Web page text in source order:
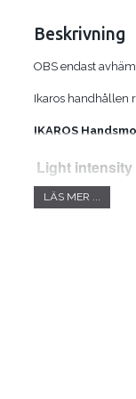
Beskrivning
OBS endast
Ikaros handhållen
IKAROS
Light intensity
Burning
LÄS MER ...